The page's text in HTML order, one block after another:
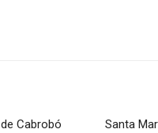
Cabrobó
Santa